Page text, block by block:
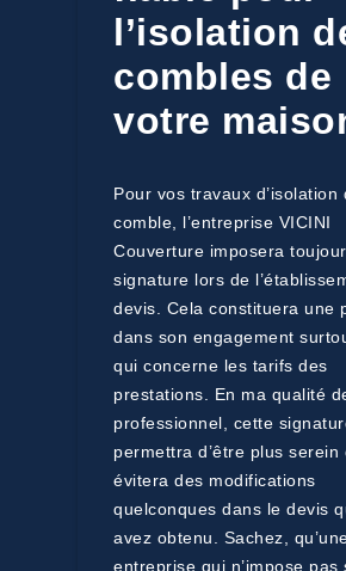
l’isolation
combles de
votre
Pour vos travaux d’isolation
comble, l’entreprise VICINI
Couverture imposera
signature lors de
devis. Cela constituera une
dans son engagement
qui concerne les tarifs des
prestations. En ma qualité
professionnel, cette
permettra d’être plus serein
évitera des modifications
quelconques dans le devis
avez obtenu. Sachez,
entreprise qui n’impose pas